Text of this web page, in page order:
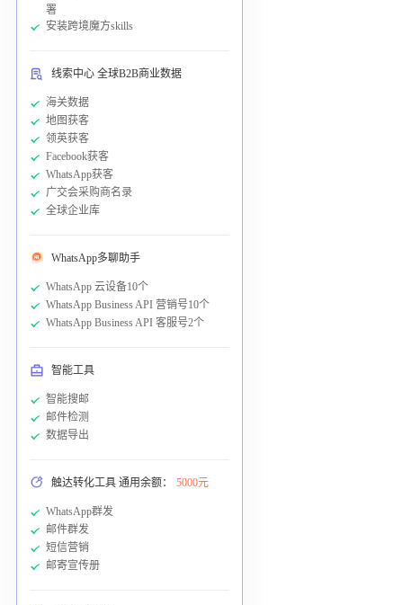
署
安装跨境魔方skills
线索中心 全球B2B商业数据
海关数据
地图获客
领英获客
Facebook获客
WhatsApp获客
广交会采购商名录
全球企业库
WhatsApp多聊助手
WhatsApp 云设备10个
WhatsApp Business API 营销号10个
WhatsApp Business API 客服号2个
智能工具
智能搜邮
邮件检测
数据导出
触达转化工具 通用余额： 5000元
WhatsApp群发
邮件群发
短信营销
邮寄宣传册